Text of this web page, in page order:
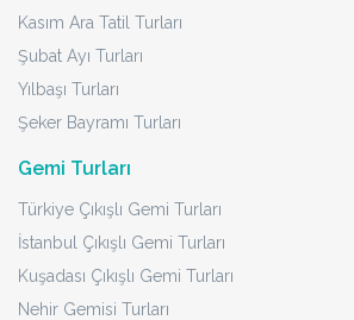
Kasım Ara Tatil Turları
Şubat Ayı Turları
Yılbaşı Turları
Şeker Bayramı Turları
Gemi Turları
Türkiye Çıkışlı Gemi Turları
İstanbul Çıkışlı Gemi Turları
Kuşadası Çıkışlı Gemi Turları
Nehir Gemisi Turları